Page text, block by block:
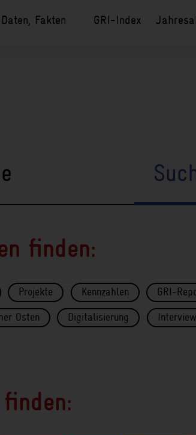
Fakten GRI-Index
finden:
Projekte Kennzahlen GRI-
Osten Digitalisierung Interview